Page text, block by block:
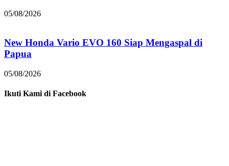
05/08/2026
New Honda Vario EVO 160 Siap Mengaspal di
Papua
05/08/2026
Ikuti Kami di Facebook